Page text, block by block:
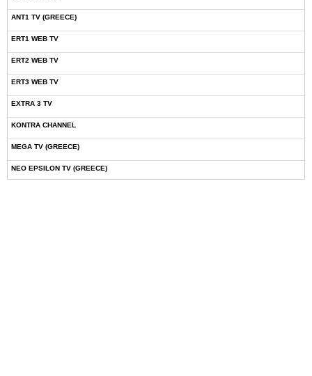
ANT1 TV (GREECE)
ERT1 WEB TV
ERT2 WEB TV
ERT3 WEB TV
EXTRA 3 TV
KONTRA CHANNEL
MEGA TV (GREECE)
NEO EPSILON TV (GREECE)